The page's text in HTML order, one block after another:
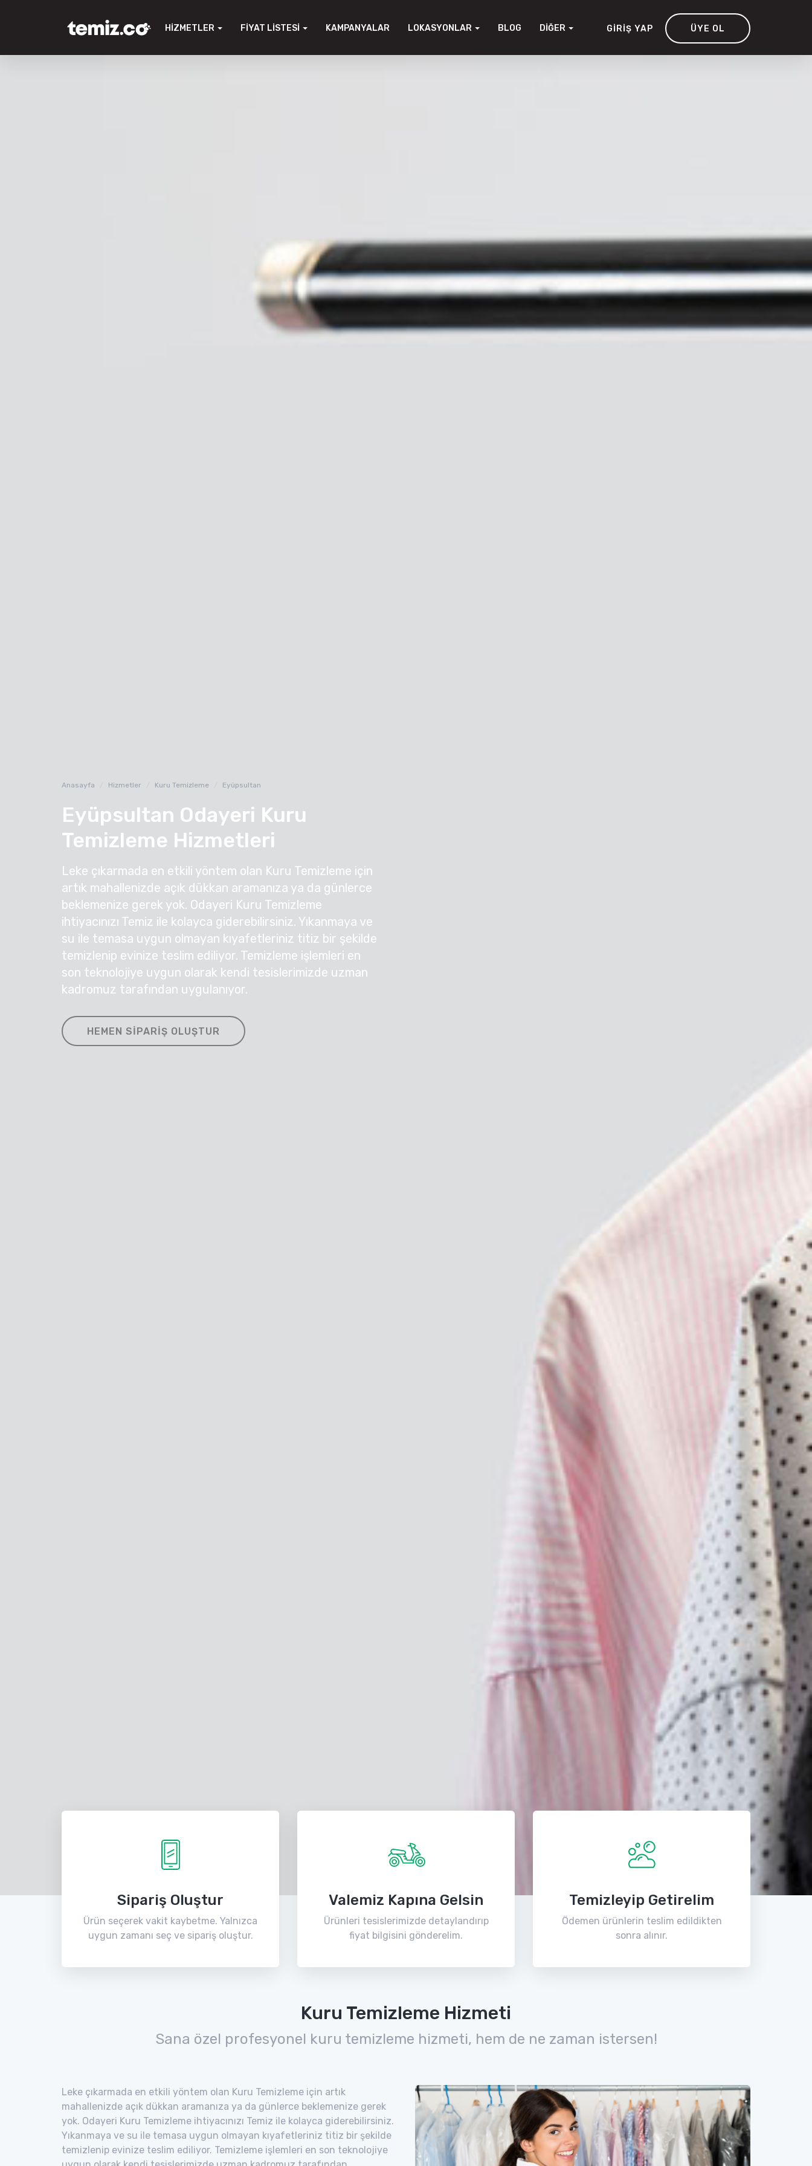
HIZMETLER FIYAT LISTESI KAMPANYALAR LOKASYONLAR BLOG DIĞER GIRIŞ YAP ÜYE OL
Anasayfa Hizmetler Kuru Temizleme Eyüpsultan
Eyüpsultan Odayeri Kuru
Temizleme Hizmetleri
Leke çıkarmada en etkili yöntem olan Kuru Temizleme için
artık mahallenizde açık dükkan aramanıza ya da günlerce
beklemenize gerek yok. Odayeri Kuru Temizleme
ihtiyacınızı Temiz ile kolayca giderebilirsiniz. Yıkanmaya ve
su ile temasa uygun olmayan kıyafetleriniz titiz bir şekilde
temizlenip evinize teslim ediliyor. Temizleme işlemleri en
son teknolojiye uygun olarak kendi tesislerimizde uzman
kadromuz tarafından uygulanıyor.
HEMEN SIPARIŞ OLUŞTUR
Sipariş Oluştur
Ürün seçerek vakit kaybetme. Yalnızca
uygun zamanı seç ve sipariş oluştur.
Valemiz Kapına Gelsin
Ürünleri tesislerimizde detaylandırıp
fiyat bilgisini gönderelim.
Temizleyip Getirelim
Ödemen ürünlerin teslim edildikten
sonra alınır.
Kuru Temizleme Hizmeti
Sana özel profesyonel kuru temizleme hizmeti, hem de ne zaman istersen!
Leke çıkarmada en etkili yöntem olan Kuru Temizleme için artık
mahallenizde açık dükkan aramanıza ya da günlerce beklemenize gerek
yok. Odayeri Kuru Temizleme ihtiyacınızı Temiz ile kolayca giderebilirsiniz.
Yıkanmaya ve su ile temasa uygun olmayan kıyafetleriniz titiz bir şekilde
temizlenip evinize teslim ediliyor. Temizleme işlemleri en son teknolojiye